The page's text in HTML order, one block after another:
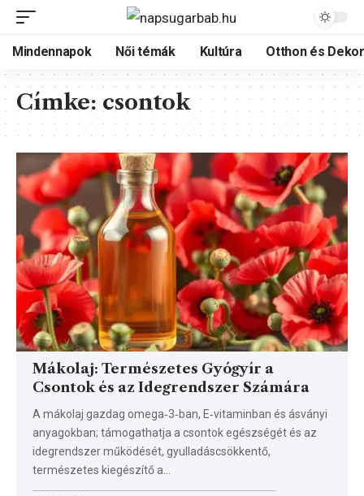
Mindennapok Női témák Kultúra Otthon és
Címke: csontok
Mákolaj: Természetes Gyógyír a
Csontok és az Idegrendszer Számára
A mákolaj gazdag omega‑3‑ban, E‑vitaminban és ásványi
anyagokban; támogathatja a csontok egészségét és az
idegrendszer működését, gyulladáscsökkentő,
természetes kiegészítő a…